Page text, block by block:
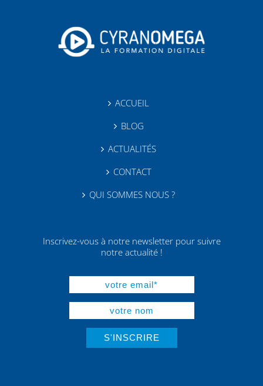
ACCUEIL
BLOG
ACTUALITÉS
CONTACT
QUI SOMMES NOUS ?
Inscrivez-vous à notre newsletter pour suivre
notre actualité !